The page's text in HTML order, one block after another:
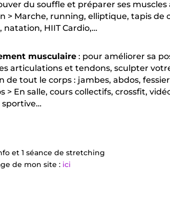
du souffle et préparer ses muscles
> Marche, running, elliptique, tapis de
natation, HIIT Cardio,…
musculaire: pour améliorer sa
articulations et tendons, sculpter
de tout le corps : jambes, abdos,
> En salle, cours collectifs, crossfit,
et 1 séance de stretching
de mon site :ici